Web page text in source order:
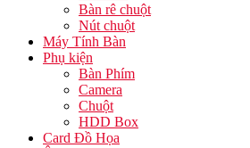
Bàn rê chuột
Nút chuột
Máy Tính Bàn
Phụ kiện
Bàn Phím
Camera
Chuột
HDD Box
Card Đồ Họa